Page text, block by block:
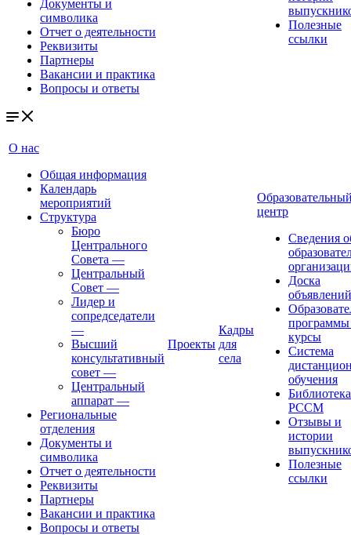
Документы и
символика
Отчет о деятельности
Реквизиты
Партнеры
Вакансии и практика
Вопросы и ответы
Полезные
ссылки
О нас
Общая информация
Календарь
мероприятий
Структура
Бюро
Центрального
Совета —
Центральный
Совет —
Лидер и
сопредседатели
—
Высший
консультативный
совет —
Центральный
аппарат —
Региональные
отделения
Документы и
символика
Отчет о деятельности
Реквизиты
Партнеры
Вакансии и практика
Вопросы и ответы
Проекты
Кадры
для
села
центр
Сведения
Доска
объявлений
курсы
Система
обучения
Библиотека
РССМ
Отзывы и
истории
Полезные
ссылки